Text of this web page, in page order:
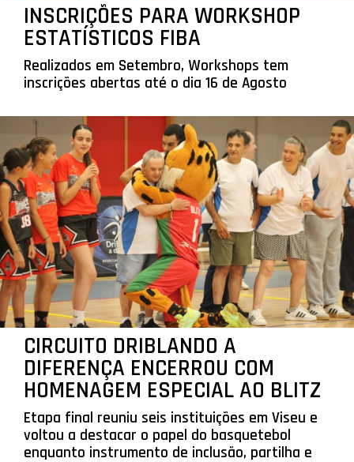
INSCRIÇÕES PARA WORKSHOP
ESTATÍSTICOS FIBA
Realizados em Setembro, Workshops tem
inscrições abertas até o dia 16 de Agosto
CIRCUITO DRIBLANDO A
DIFERENÇA ENCERROU COM
HOMENAGEM ESPECIAL AO BLITZ
Etapa final reuniu seis instituições em Viseu e
voltou a destacar o papel do basquetebol
enquanto instrumento de inclusão, partilha e